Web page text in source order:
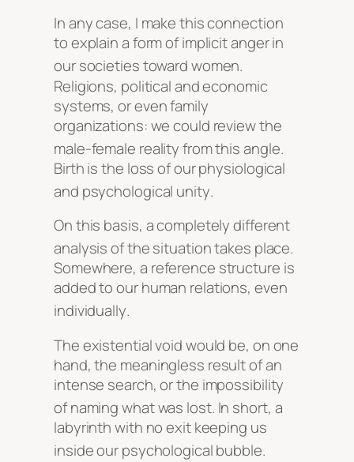
In any case, I make this connection
to explain a form of implicit anger in
our societies toward women.
Religions, political and economic
systems, or even family
organizations: we could review the
male-female reality from this angle.
Birth is the loss of our physiological
and psychological unity.
On this basis, a completely different
analysis of the situation takes place.
Somewhere, a reference structure is
added to our human relations, even
individually.
The existential void would be, on one
hand, the meaningless result of an
intense search, or the impossibility
of naming what was lost. In short, a
labyrinth with no exit keeping us
inside our psychological bubble.